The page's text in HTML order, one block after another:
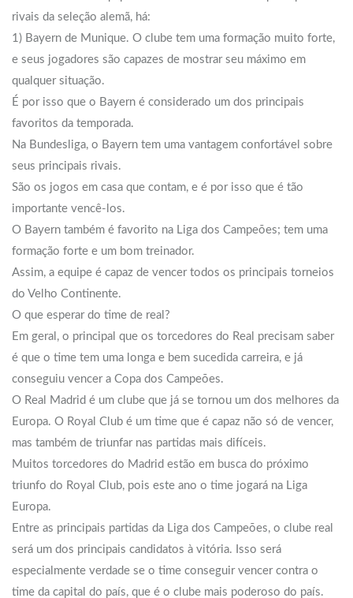
rivais da seleção alemã, há:
1) Bayern de Munique. O clube tem uma formação muito forte,
e seus jogadores são capazes de mostrar seu máximo em
qualquer situação.
É por isso que o Bayern é considerado um dos principais
favoritos da temporada.
Na Bundesliga, o Bayern tem uma vantagem confortável sobre
seus principais rivais.
São os jogos em casa que contam, e é por isso que é tão
importante vencê-los.
O Bayern também é favorito na Liga dos Campeões; tem uma
formação forte e um bom treinador.
Assim, a equipe é capaz de vencer todos os principais torneios
do Velho Continente.
O que esperar do time de real?
Em geral, o principal que os torcedores do Real precisam saber
é que o time tem uma longa e bem sucedida carreira, e já
conseguiu vencer a Copa dos Campeões.
O Real Madrid é um clube que já se tornou um dos melhores da
Europa. O Royal Club é um time que é capaz não só de vencer,
mas também de triunfar nas partidas mais difíceis.
Muitos torcedores do Madrid estão em busca do próximo
triunfo do Royal Club, pois este ano o time jogará na Liga
Europa.
Entre as principais partidas da Liga dos Campeões, o clube real
será um dos principais candidatos à vitória. Isso será
especialmente verdade se o time conseguir vencer contra o
time da capital do país, que é o clube mais poderoso do país.